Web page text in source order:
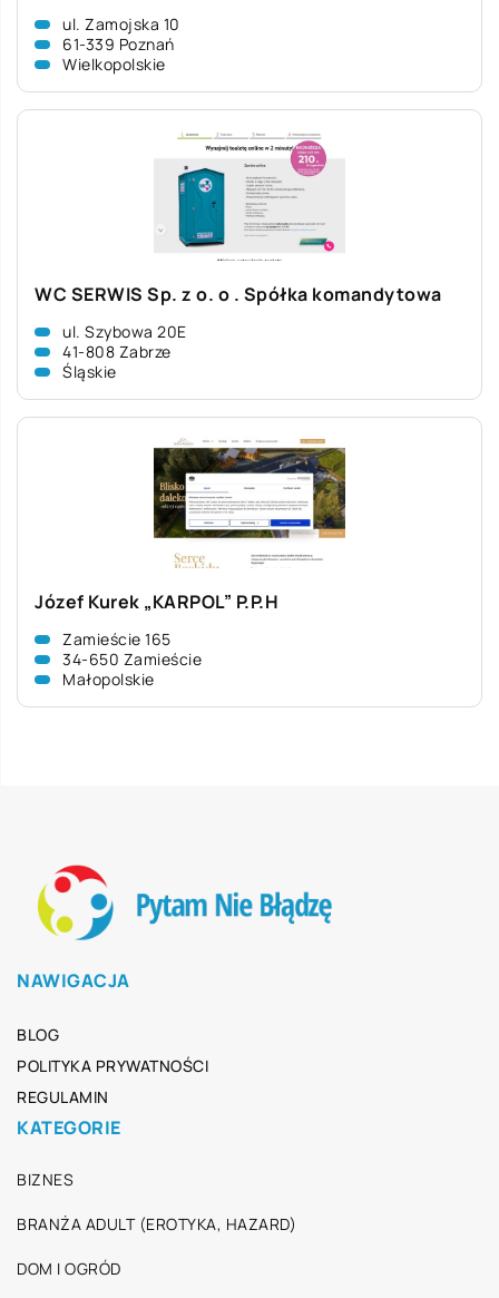
ul. Zamojska 10
61-339 Poznań
Wielkopolskie
WC SERWIS Sp. z o. o . Spółka komandytowa
ul. Szybowa 20E
41-808 Zabrze
Śląskie
Józef Kurek „KARPOL” P.P.H
Zamieście 165
34-650 Zamieście
Małopolskie
NAWIGACJA
BLOG
POLITYKA PRYWATNOŚCI
REGULAMIN
KATEGORIE
BIZNES
BRANŻA ADULT (EROTYKA, HAZARD)
DOM I OGRÓD